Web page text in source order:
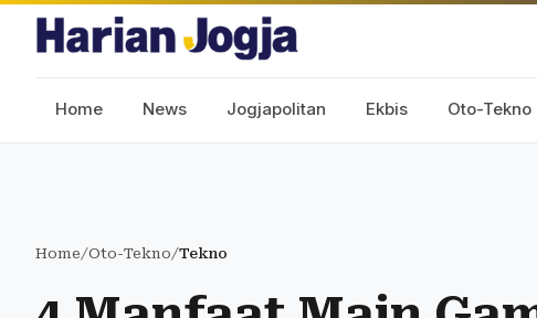
Home News Jogjapolitan Ekbis Oto-Tekno
Home/Oto-Tekno/Tekno